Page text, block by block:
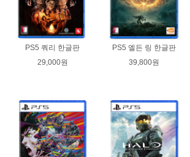
PS5 쿼리 한글판
29,000원
PS5 엘든 링 한글판
39,800원